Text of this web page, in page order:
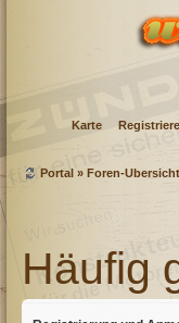
Karte
Portal » Foren-Übersicht
Häufig